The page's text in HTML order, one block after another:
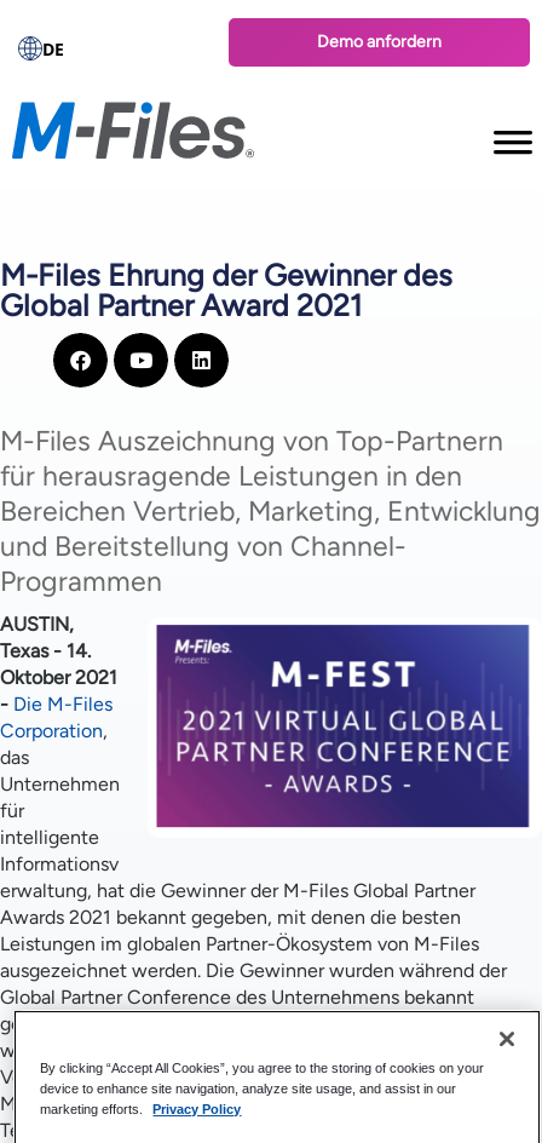
DE Demo anfordern
M-Files Ehrung der Gewinner des
Global Partner Award 2021
M-Files Auszeichnung von Top-Partnern
für herausragende Leistungen in den
Bereichen Vertrieb, Marketing, Entwicklung
und Bereitstellung von Channel-
Programmen
AUSTIN,
Texas - 14.
Oktober 2021
- Die M-Files
Corporation,
das
Unternehmen
für
intelligente
Informationsv
erwaltung, hat die Gewinner der M-Files Global Partner
Awards 2021 bekannt gegeben, mit denen die besten
Leistungen im globalen Partner-Ökosystem von M-Files
ausgezeichnet werden. Die Gewinner wurden während der
Global Partner Conference des Unternehmens bekannt
gegeben, die am 12. und 13. Oktober stattfand. Die Preisträger
wurden für ihre herausragenden Leistungen in den Bereichen
Vertriebsprogramme sowie Vertriebs- und
Marketinginnovationen auf der Grundlage von M-Files
Technologie ausgezeichnet. Zu den globalen und regionalen
By clicking “Accept All Cookies”, you agree to the storing of cookies on your
device to enhance site navigation, analyze site usage, and assist in our
marketing efforts.
Privacy Policy